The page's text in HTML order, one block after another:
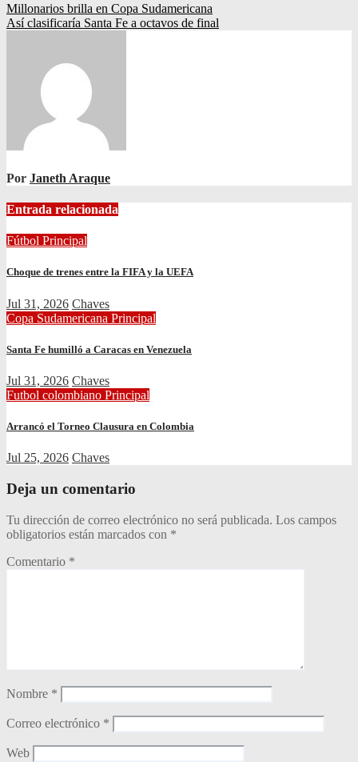
Navegación
de
Millonarios brilla en Copa Sudamericana
Así clasificaría Santa Fe a octavos de final
Por Janeth Araque
Entrada relacionada
Fútbol Principal
Choque de trenes entre la FIFA y la UEFA
Jul 31, 2026 Chaves
Copa Sudamericana Principal
Santa Fe humilló a Caracas en Venezuela
Jul 31, 2026 Chaves
Futbol colombiano Principal
Arrancó el Torneo Clausura en Colombia
Jul 25, 2026 Chaves
Deja un comentario
Tu dirección de correo electrónico no será publicada. Los campos
obligatorios están marcados con *
Comentario *
Nombre *
Correo electrónico *
Web